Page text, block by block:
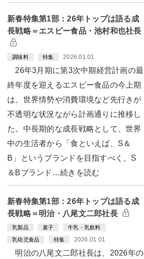
新春特集第1部：26年トップは語る成
長戦略＝エスビー食品・池村和也社長
調味料 特集 2026.01.01
26年3月期に第3次中期経営計画の最
終年度を迎えるエスビー食品の今上期
は、世界情勢や消費環境など先行きが
不透明な状況ながら計画通りに推移し
た。中長期的な成長戦略として、世界
中の生活者から「食といえば、S＆
B」というブランドを目指すべく、S
＆Bブランド…続きを読む
新春特集第1部：26年トップは語る成
長戦略＝明治・八尾文二郎社長
乳製品 菓子 牛乳・乳飲料
乳幼児食品 特集 2026.01.01
明治の八尾文二郎社長は、2026年の